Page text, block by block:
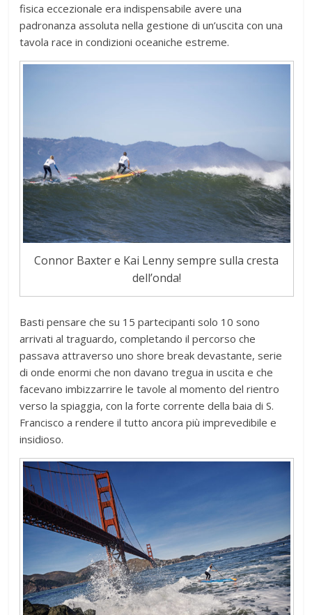
fisica eccezionale era indispensabile avere una
padronanza assoluta nella gestione di un’uscita con una
tavola race in condizioni oceaniche estreme.
Connor Baxter e Kai Lenny sempre sulla cresta
dell’onda!
Basti pensare che su 15 partecipanti solo 10 sono
arrivati al traguardo, completando il percorso che
passava attraverso uno shore break devastante, serie
di onde enormi che non davano tregua in uscita e che
facevano imbizzarrire le tavole al momento del rientro
verso la spiaggia, con la forte corrente della baia di S.
Francisco a rendere il tutto ancora più imprevedibile e
insidioso.